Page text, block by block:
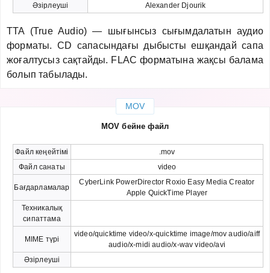
Әзірлеуші
Alexander Djourik
TTA (True Audio) — шығынсыз сығымдалатын аудио
форматы. CD сапасындағы дыбысты ешқандай сапа
жоғалтусыз сақтайды. FLAC форматына жақсы балама
болып табылады.
MOV
MOV бейне файл
Файл кеңейтімі
.mov
Файл санаты
video
Бағдарламалар
CyberLink PowerDirector Roxio Easy Media Creator
Apple QuickTime Player
Техникалық
сипаттама
MIME түрі
video/quicktime video/x-quicktime image/mov audio/aiff
audio/x-midi audio/x-wav video/avi
Әзірлеуші